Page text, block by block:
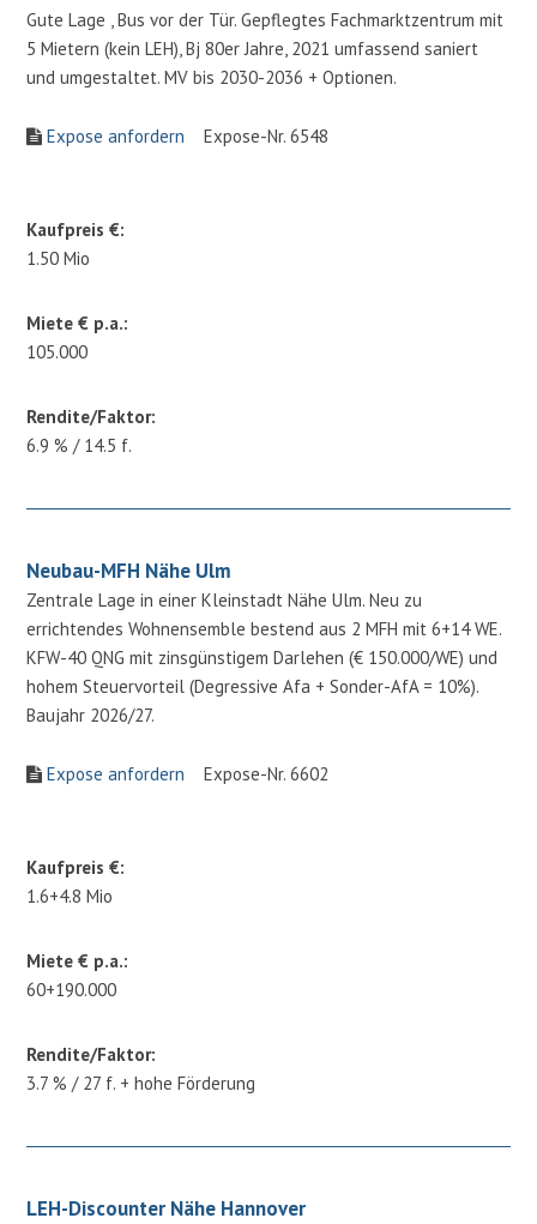
Gute Lage , Bus vor der Tür. Gepflegtes Fachmarktzentrum mit
5 Mietern (kein LEH), Bj 80er Jahre, 2021 umfassend saniert
und umgestaltet. MV bis 2030-2036 + Optionen.
Expose anfordern Expose-Nr. 6548
Kaufpreis €:
1.50 Mio
Miete € p.a.:
105.000
Rendite/Faktor:
6.9 % / 14.5 f.
Neubau-MFH Nähe Ulm
Zentrale Lage in einer Kleinstadt Nähe Ulm. Neu zu
errichtendes Wohnensemble bestend aus 2 MFH mit 6+14 WE.
KFW-40 QNG mit zinsgünstigem Darlehen (€ 150.000/WE) und
hohem Steuervorteil (Degressive Afa + Sonder-AfA = 10%).
Baujahr 2026/27.
Expose anfordern Expose-Nr. 6602
Kaufpreis €:
1.6+4.8 Mio
Miete € p.a.:
60+190.000
Rendite/Faktor:
3.7 % / 27 f. + hohe Förderung
LEH-Discounter Nähe Hannover